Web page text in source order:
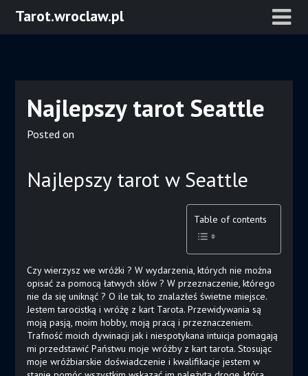
SkipTarot.wroclaw.pl
Najlepszy tarot Seattle
Posted on
Najlepszy tarot w Seattle
Table of contents
Czy wierzysz we wróżki ? W wydarzenia, których nie można
opisać za pomocą łatwych słów ? W przeznaczenie, którego
nie da się uniknąć ? O ile tak, to znalazłeś świetne miejsce.
Jestem tarocistką i wróżę z kart Tarota. Przewidywania są
moją pasją, moim hobby, moją pracą i przeznaczeniem.
Trafność moich dywinacji jak i niespotykana intuicja pomagają
mi przedstawić Państwu moje wróżby z kart tarota. Stosując
moje wróżbiarskie doświadczenie i kwalifikacje jestem w